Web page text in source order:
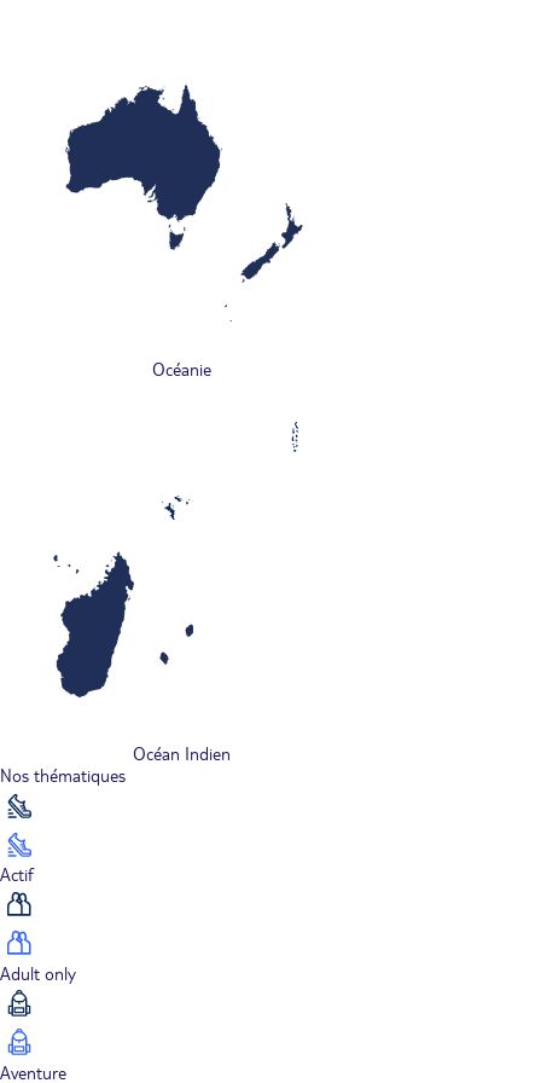
Océanie
Océan Indien
Nos thématiques
Actif
Adult only
Aventure